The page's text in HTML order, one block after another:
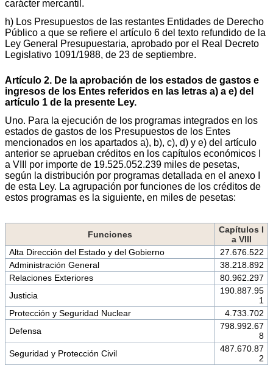
carácter mercantil.
h) Los Presupuestos de las restantes Entidades de Derecho
Público a que se refiere el artículo 6 del texto refundido de la
Ley General Presupuestaria, aprobado por el Real Decreto
Legislativo 1091/1988, de 23 de septiembre.
Artículo 2. De la aprobación de los estados de gastos e
ingresos de los Entes referidos en las letras a) a e) del
artículo 1 de la presente Ley.
Uno. Para la ejecución de los programas integrados en los
estados de gastos de los Presupuestos de los Entes
mencionados en los apartados a), b), c), d) y e) del artículo
anterior se aprueban créditos en los capítulos económicos I
a VIII por importe de 19.525.052.239 miles de pesetas,
según la distribución por programas detallada en el anexo I
de esta Ley. La agrupación por funciones de los créditos de
estos programas es la siguiente, en miles de pesetas:
Funciones
Capítulos I
a VIII
Alta Dirección del Estado y del Gobierno
27.676.522
Administración General
38.218.892
Relaciones Exteriores
80.962.297
Justicia
190.887.95
1
Protección y Seguridad Nuclear
4.733.702
Defensa
798.992.67
8
Seguridad y Protección Civil
487.670.87
2